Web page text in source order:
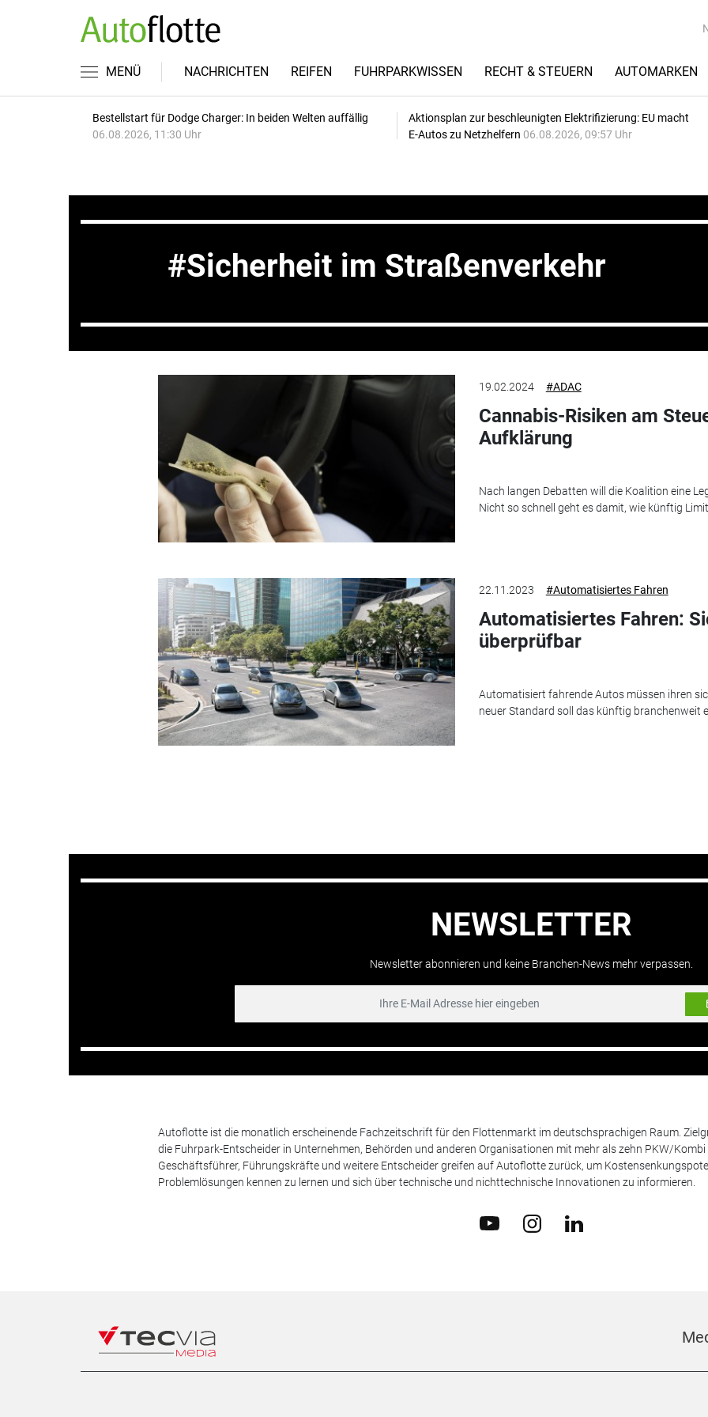
MENÜ NACHRICHTEN REIFEN FUHRPARKWISSEN RECHT & STEUERN AUTOMARKEN
Bestellstart für Dodge Charger: In beiden Welten auffällig
06.08.2026, 11:30 Uhr
Aktionsplan zur beschleunigten Elektrifizierung: EU macht
E-Autos zu Netzhelfern 06.08.2026, 09:57 Uhr
Sicherheit im Straßenverkehr
19.02.2024 #ADAC
Cannabis-Risiken am
Aufklärung
Nach langen Debatten will die Koalition eine
Nicht so schnell geht es damit, wie künftig
22.11.2023 #Automatisiertes Fahren
Automatisiertes Fahren:
überprüfbar
Automatisiert fahrende Autos müssen ihren
neuer Standard soll das künftig branchenweit
NEWSLETTER
Newsletter abonnieren und keine Branchen-News mehr verpassen.
Autoflotte ist die monatlich erscheinende Fachzeitschrift für den Flottenmarkt im deutschsprachigen Raum.
die Fuhrpark-Entscheider in Unternehmen, Behörden und anderen Organisationen mit mehr als zehn PKW/
Geschäftsführer, Führungskräfte und weitere Entscheider greifen auf Autoflotte zurück, um
Problemlösungen kennen zu lernen und sich über technische und nichttechnische Innovationen zu informieren.